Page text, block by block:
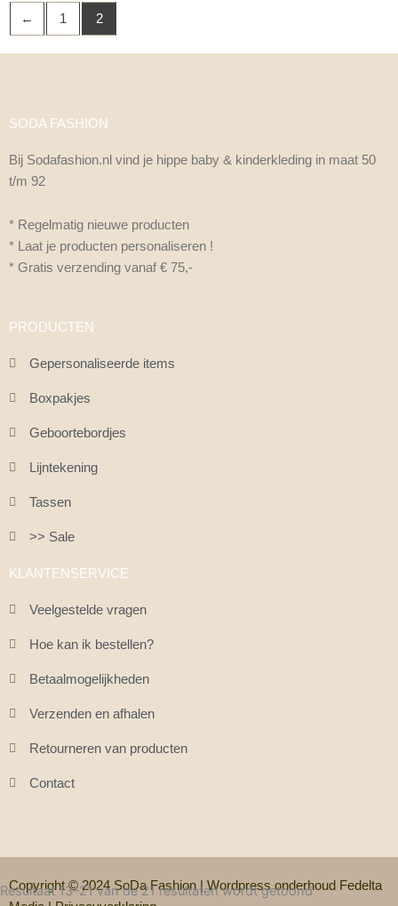
Resultaat 13–21 van de 21 resultaten wordt getoondGesorteerd
← 1 2
SODA FASHION
Bij Sodafashion.nl vind je hippe baby & kinderkleding in maat 50
t/m 92
* Regelmatig nieuwe producten
* Laat je producten personaliseren !
* Gratis verzending vanaf € 75,-
PRODUCTEN
Gepersonaliseerde items
Boxpakjes
Geboortebordjes
Lijntekening
Tassen
>> Sale
KLANTENSERVICE
Veelgestelde vragen
Hoe kan ik bestellen?
Betaalmogelijkheden
Verzenden en afhalen
Retourneren van producten
Contact
Copyright © 2024 SoDa Fashion |Wordpress onderhoud Fedelta